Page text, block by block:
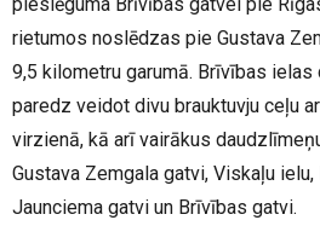
rietumos noslēdzas pie Gustava
9,5 kilometru garumā. Brīvības
paredz veidot divu brauktuvju ceļu
virzienā, kā arī vairākus
Gustava Zemgala gatvi, Viskaļu
Jaunciema gatvi un Brīvības gatvi.